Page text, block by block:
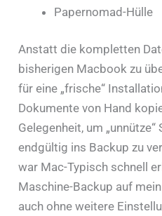
Papernomad-Hülle
Anstatt die kompletten
bisherigen Macbook zu
für eine „frische“
Dokumente von Hand
Gelegenheit, um
endgültig ins Backup zu
war Mac-Typisch schnell
Maschine-Backup auf mein
auch ohne weitere